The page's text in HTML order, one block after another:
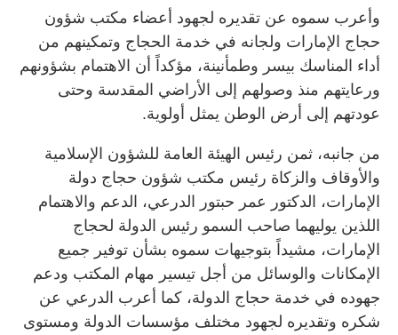
وأعرب سموه عن تقديره لجهود أعضاء مكتب شؤون
حجاج الإمارات ولجانه في خدمة الحجاج وتمكينهم من
أداء المناسك بيسر وطمأنينة، مؤكداً أن الاهتمام بشؤونهم
ورعايتهم منذ وصولهم إلى الأراضي المقدسة وحتى
عودتهم إلى أرض الوطن يمثل أولوية.
من جانبه، ثمن رئيس الهيئة العامة للشؤون الإسلامية
والأوقاف والزكاة رئيس مكتب شؤون حجاج دولة
الإمارات، الدكتور عمر حبتور الدرعي، الدعم والاهتمام
اللذين يوليهما صاحب السمو رئيس الدولة لحجاج
الإمارات، مشيداً بتوجيهات سموه بشأن توفير جميع
الإمكانات والوسائل من أجل تيسير مهام المكتب ودعم
جهوده في خدمة حجاج الدولة، كما أعرب الدرعي عن
شكره وتقديره لجهود مختلف مؤسسات الدولة ومستوى